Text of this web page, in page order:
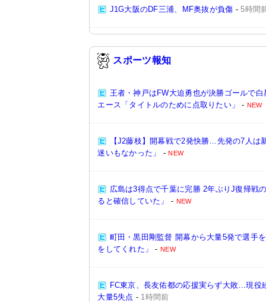
J1G大阪のDF三浦、MF奥抜が負傷 -5時間
スポーツ報知
王者・神戸はFW大迫勇也が決勝ゴールで
エース「タイトルのために点取りたい」
- NEW
【J2藤枝】開幕戦で2発快勝…先発の7人
迷いもなかった」
-NEW
広島は3得点で千葉に完勝 2年ぶりJ復帰戦
ると確信していた」
- NEW
町田・黒田剛監督 開幕から大量5発で選手
をしてくれた」
-NEW
FC東京、長友佑都の応援実らず大敗…現役
大量5失点 - 1時間前